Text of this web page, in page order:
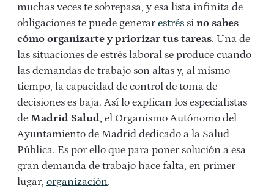
muchas veces te sobrepasa, y esa lista infinita de
obligaciones te puede generarestrés si no sabes
cómo organizarte y priorizar tus tareas. Una de
las situaciones de estrés laboral se produce cuando
las demandas de trabajo son altas y, al mismo
tiempo, la capacidad de control de toma de
decisiones es baja. Así lo explican los especialistas
de Madrid Salud, el Organismo Autónomo del
Ayuntamiento de Madrid dedicado a la Salud
Pública. Es por ello que para poner solución a esa
gran demanda de trabajo hace falta, en primer
lugar, organización.